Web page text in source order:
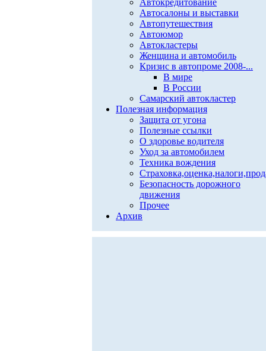
Автокредитование
Автосалоны и выставки
Автопутешествия
Автоюмор
Автокластеры
Женщина и автомобиль
Кризис в автопроме 2008-...
В мире
В России
Самарский автокластер
Полезная информация
Защита от угона
Полезные ссылки
О здоровье водителя
Уход за автомобилем
Техника вождения
Безопасность дорожного
движения
Прочее
Архив